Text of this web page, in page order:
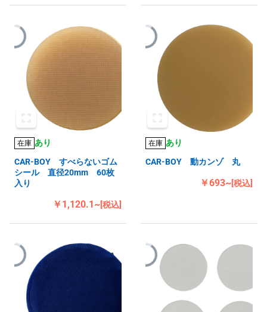
在庫 あり
CAR-BOY すべらないゴム
シール 直径20mm 60枚
入り
￥1,120.1~[税込]
在庫 あり
CAR-BOY 動カンゾ 丸
￥693~[税込]